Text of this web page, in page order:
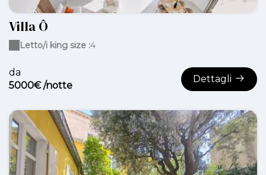
Villa Ô
da
5000€ /notte
Dettagli
Letto/i king size :4